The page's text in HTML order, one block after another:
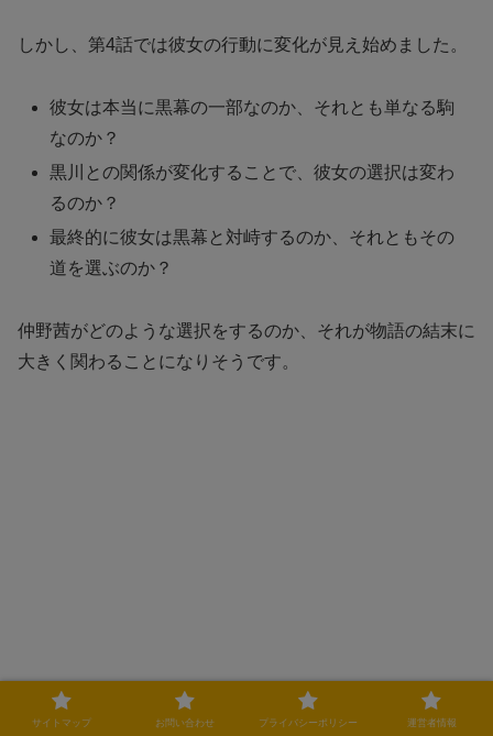
しかし、第4話では彼女の行動に変化が見え始めました。
彼女は本当に黒幕の一部なのか、それとも単なる駒
なのか？
黒川との関係が変化することで、彼女の選択は変わ
るのか？
最終的に彼女は黒幕と対峙するのか、それともその
道を選ぶのか？
仲野茜がどのような選択をするのか、それが物語の結末に
大きく関わることになりそうです。
サイトマップ お問い合わせ プライバシーポリシー 運営者情報